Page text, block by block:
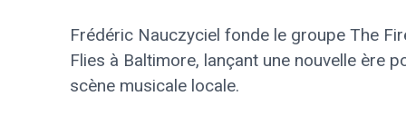
Frédéric Nauczyciel fonde le groupe The
Flies à Baltimore, lançant une nouvelle ère
scène musicale locale.